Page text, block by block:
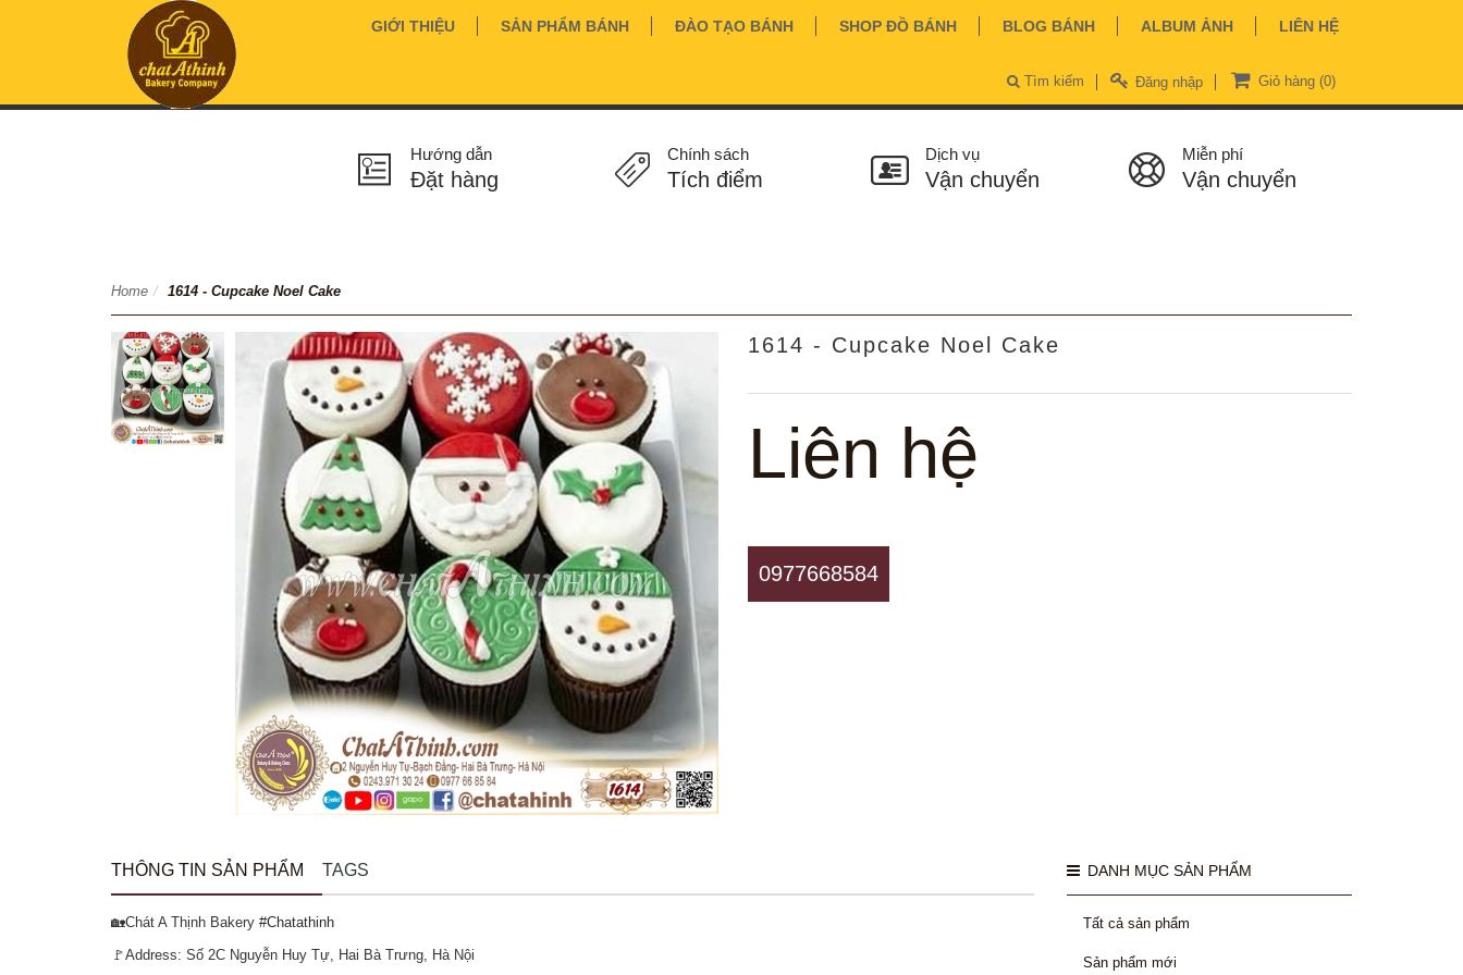
GIỚI THIỆU SẢN PHẨM BÁNH ĐÀO TẠO BÁNH SHOP ĐỒ BÁNH BLOG BÁNH ALBUM ẢNH LIÊN HỆ
Giỏ hàng (0)
Đăng nhập
Tìm kiếm
Hướng dẫn
Đặt hàng
Chính sách
Tích điểm
Dịch vụ
Vận chuyển
Miễn phí
Vận chuyển
Home / 1614 - Cupcake Noel Cake
1614 - Cupcake Noel Cake
Liên hệ
0977668584
THÔNG TIN SẢN PHẨM TAGS
🏡Chát A Thịnh Bakery #Chatathinh
🚩Address: Số 2C Nguyễn Huy Tự, Hai Bà Trưng, Hà Nội
DANH MỤC SẢN PHẨM
Tất cả sản phẩm
Sản phẩm mới